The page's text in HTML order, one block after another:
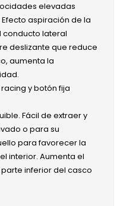
elevadas
Efecto aspiración de la
conducto lateral
deslizante que reduce
aumenta la
y botón fija
Fácil de extraer y
o para su
para favorecer la
interior. Aumenta el
inferior del casco